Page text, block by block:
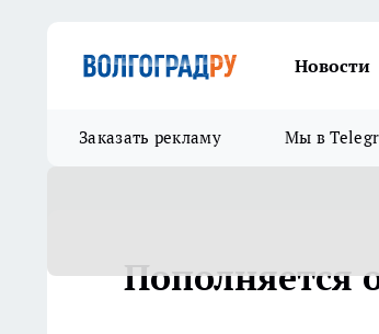
Новости
Заказать рекламу Мы в
Пополняется